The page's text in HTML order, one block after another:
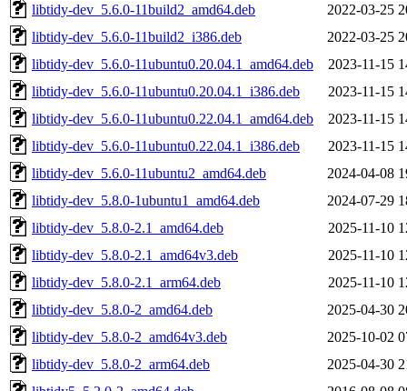
libtidy-dev_5.6.0-11build2_amd64.deb
2022-03-25
libtidy-dev_5.6.0-11build2_i386.deb
2022-03-25
libtidy-dev_5.6.0-11ubuntu0.20.04.1_amd64.deb
2023-11-15
libtidy-dev_5.6.0-11ubuntu0.20.04.1_i386.deb
2023-11-15
libtidy-dev_5.6.0-11ubuntu0.22.04.1_amd64.deb
2023-11-15
libtidy-dev_5.6.0-11ubuntu0.22.04.1_i386.deb
2023-11-15
libtidy-dev_5.6.0-11ubuntu2_amd64.deb
2024-04-08
libtidy-dev_5.8.0-1ubuntu1_amd64.deb
2024-07-29
libtidy-dev_5.8.0-2.1_amd64.deb
2025-11-10
libtidy-dev_5.8.0-2.1_amd64v3.deb
2025-11-10
libtidy-dev_5.8.0-2.1_arm64.deb
2025-11-10
libtidy-dev_5.8.0-2_amd64.deb
2025-04-30
libtidy-dev_5.8.0-2_amd64v3.deb
2025-10-02
libtidy-dev_5.8.0-2_arm64.deb
2025-04-30